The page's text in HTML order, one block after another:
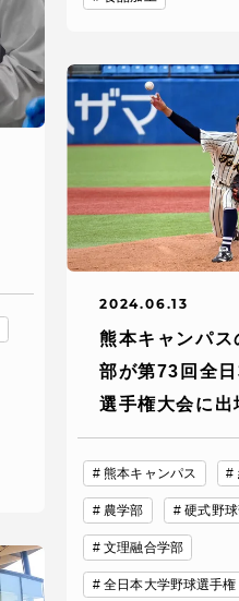
2024.06.13
熊本キャンパス
部が第73回全
選手権大会に出
熊本キャンパス
農学部 硬式野
文理融合学部
全日本大学野球選手権
アクセス情報
品川キャンパス
阿蘇くまもと